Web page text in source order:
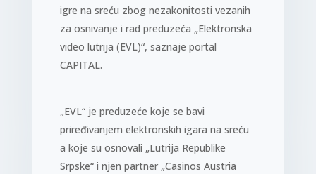
igre na sreću zbog nezakonitosti vezanih
za osnivanje i rad preduzeća „Elektronska
video lutrija (EVL)“, saznaje portal
CAPITAL.
„EVL“ je preduzeće koje se bavi
priređivanjem elektronskih igara na sreću
a koje su osnovali „Lutrija Republike
Srpske“ i njen partner „Casinos Austria